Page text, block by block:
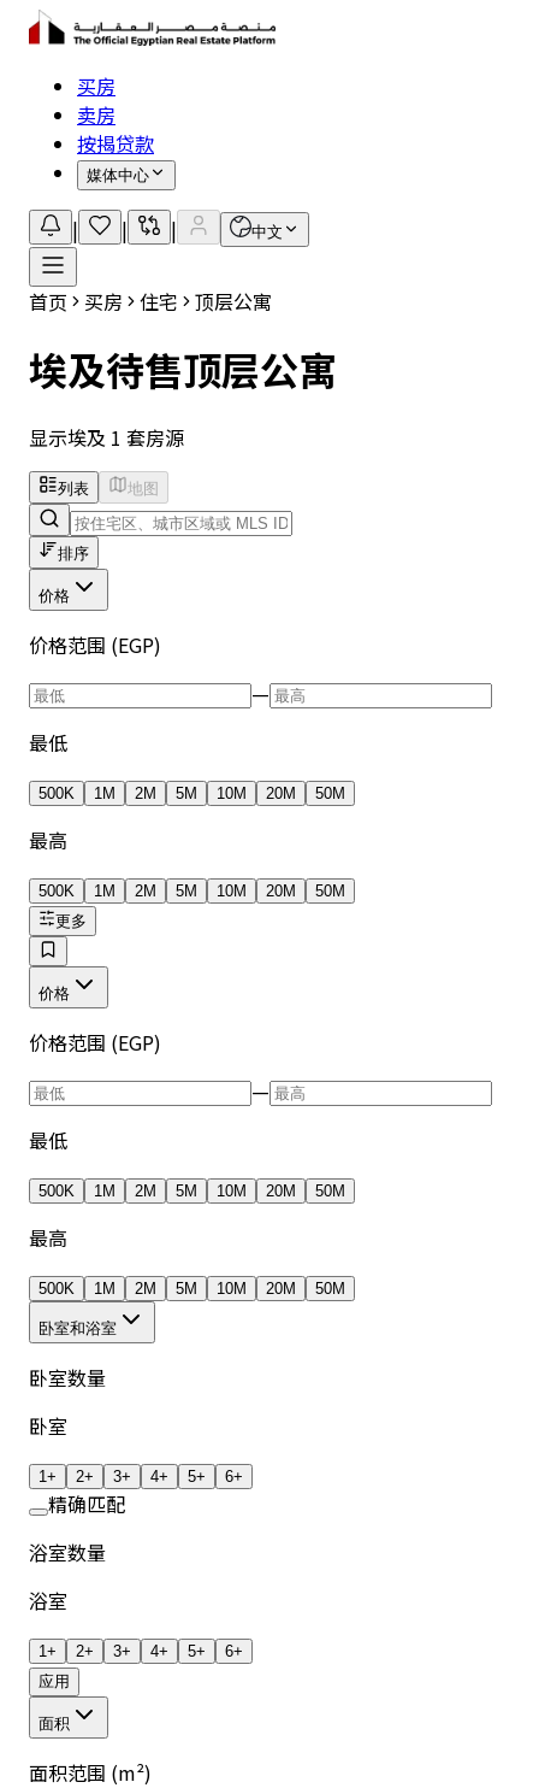
买房
卖房
按揭贷款
媒体中心
| | | 中文
首页 买房 住宅 顶层公寓
埃及待售顶层公寓
显示埃及 1 套房源
列表 地图
排序
价格
价格范围 (EGP)
—
最低
500K 1M 2M 5M 10M 20M 50M
最高
500K 1M 2M 5M 10M 20M
50M
更多
价格
价格范围 (EGP)
—
最低
500K 1M 2M 5M 10M 20M 50M
最高
500K 1M 2M 5M 10M 20M 50M
卧室和浴室
卧室数量
卧室
1+ 2+ 3+ 4+ 5+ 6+
精确匹配
浴室数量
浴室
1+ 2+ 3+ 4+ 5+
6+
应用
面积
面积范围 (m²)